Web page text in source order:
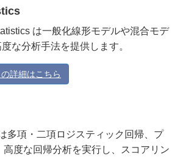
は一般化線形モデルや混合モデ
な分析手法を提供します。
詳細はこちら
多項・二項ロジスティック回帰、プ
高度な回帰分析を実行し、スコアリン